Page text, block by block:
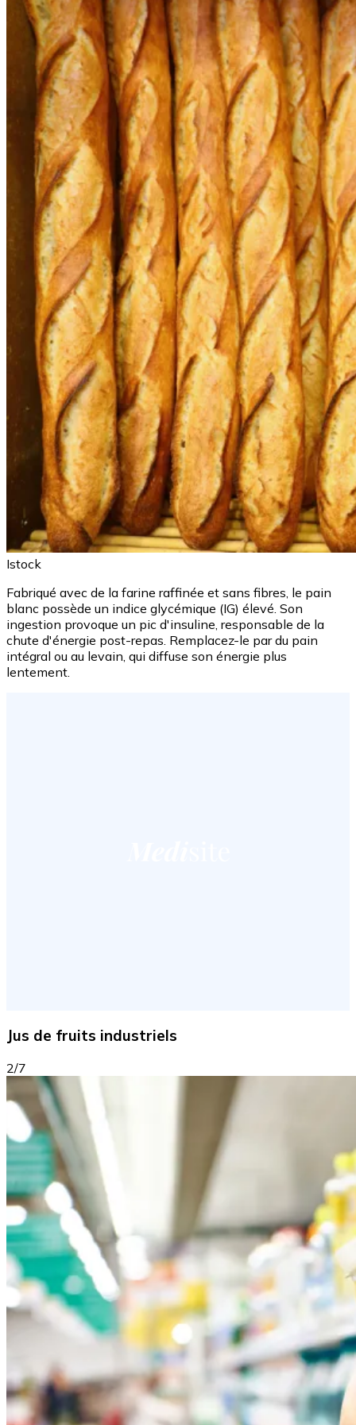
Istock
Fabriqué avec de la farine raffinée et sans fibres, le pain
blanc possède un indice glycémique (IG) élevé. Son
ingestion provoque un pic d'insuline, responsable de la
chute d'énergie post-repas. Remplacez-le par du pain
intégral ou au levain, qui diffuse son énergie plus
lentement.
Jus de fruits industriels
2/7